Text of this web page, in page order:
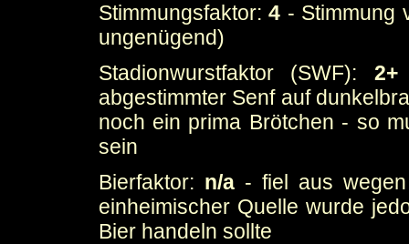
Stimmungsfaktor:4 - Stimmung
ungenügend)
Stadionwurstfaktor (SWF): 2+
abgestimmter Senf auf
noch ein prima Brötchen - so
sein
Bierfaktor: n/a - fiel aus
einheimischer Quelle wurde
Bier handeln sollte